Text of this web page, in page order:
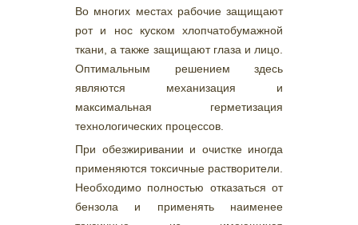
Во многих местах рабочие защищают
рот и нос куском хлопчатобумажной
ткани, а также защищают глаза и лицо.
Оптимальным решением здесь
являются механизация и
максимальная герметизация
технологических процессов.
При обезжиривании и очистке иногда
применяются токсичные растворители.
Необходимо полностью отказаться от
бензола и применять наименее